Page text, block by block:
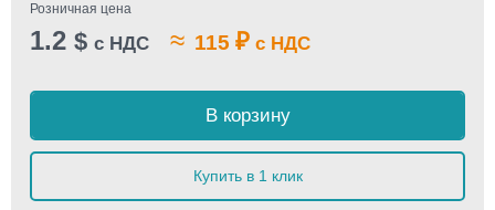
Розничная цена
1.2 $ с НДС ≈ 115 ₽ с НДС
В корзину
Купить в 1 клик